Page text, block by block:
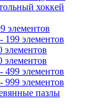
хоккей
элементов
199 элементов
элементов
элементов
499 элементов
999 элементов
пазлы